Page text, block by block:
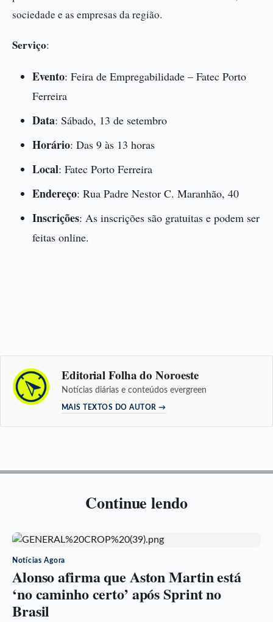
sociedade e as empresas da região.
Serviço:
Evento: Feira de Empregabilidade – Fatec Porto
Ferreira
Data: Sábado, 13 de setembro
Horário: Das 9 às 13 horas
Local: Fatec Porto Ferreira
Endereço: Rua Padre Nestor C. Maranhão, 40
Inscrições: As inscrições são gratuitas e podem ser
feitas online.
Editorial Folha do Noroeste
Notícias diárias e conteúdos evergreen
MAIS TEXTOS DO AUTOR →
Continue lendo
Notícias Agora
Alonso afirma que Aston Martin está
‘no caminho certo’ após Sprint no
Brasil